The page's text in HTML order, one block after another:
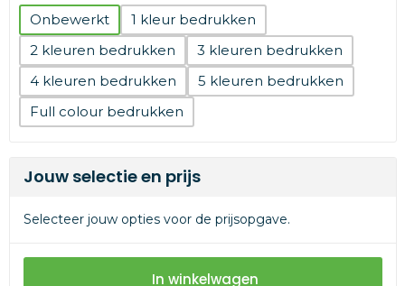
Onbewerkt
1
2
3
4
5
Full colour
Jouw selectie en prijs
Selecteer jouw opties voor de prijsopgave.
In winkelwagen